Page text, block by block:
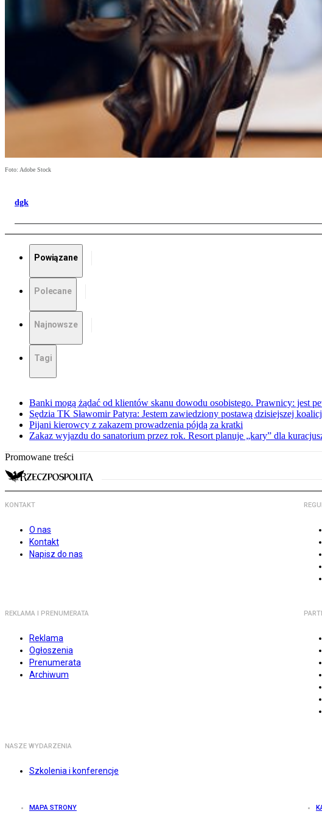
Foto: Adobe Stock
dgk
Powiązane
Polecane
Najnowsze
Tagi
Banki mogą żądać od klientów skanu dowodu osobistego. Prawnicy: jest
Sędzia TK Sławomir Patyra: Jestem zawiedziony postawą dzisiejszej
Pijani kierowcy z zakazem prowadzenia pójdą za kratki
Zakaz wyjazdu do sanatorium przez rok. Resort planuje „kary” dla
Promowane treści
KONTAKT
O nas
Kontakt
Napisz do nas
REKLAMA I PRENUMERATA
Reklama
Ogłoszenia
Prenumerata
Archiwum
NASZE WYDARZENIA
Szkolenia i konferencje
MAPA STRONY